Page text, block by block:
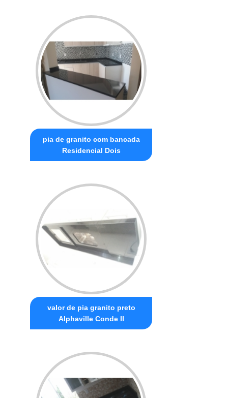
pia de granito com bancada
Residencial Dois
valor de pia granito preto
Alphaville Conde II